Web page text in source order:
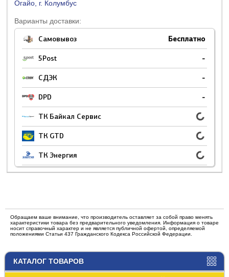
КАТАЛОГ ТОВАРОВ
Огайо, г. Колумбус
Варианты доставки:
Самовывоз Бесплатно
5Post -
СДЭК -
DPD -
ТК Байкал Сервис
ТК GTD
ТК Энергия
Обращаем ваше внимание, что производитель оставляет за собой право менять
характеристики товара без предварительного уведомления. Информация о товаре
носит справочный характер и не является публичной офертой, определяемой
положениями Статьи 437 Гражданского Кодекса Российской Федерации.